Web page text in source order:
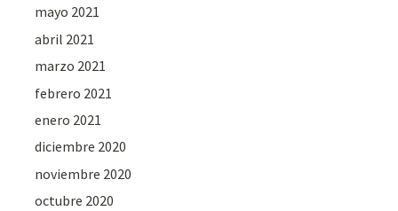
mayo 2021
abril 2021
marzo 2021
febrero 2021
enero 2021
diciembre 2020
noviembre 2020
octubre 2020